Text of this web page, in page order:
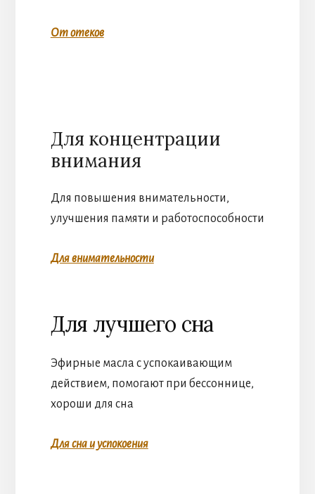
От отеков
Для концентрации
внимания
Для повышения внимательности,
улучшения памяти и работоспособности
Для внимательности
Для лучшего сна
Эфирные масла с успокаивающим
действием, помогают при бессоннице,
хороши для сна
Для сна и успокоения